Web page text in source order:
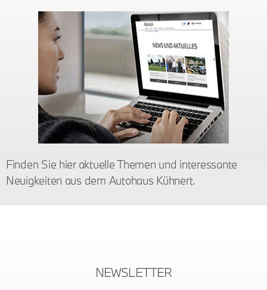
Finden Sie hier aktuelle Themen und interessante
Neuigkeiten aus dem Autohaus Kühnert.
NEWSLETTER